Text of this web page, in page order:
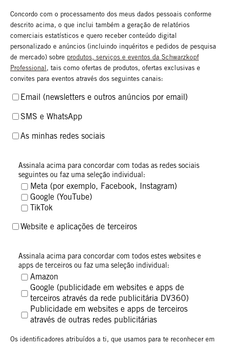
Concordo com o processamento dos meus dados pessoais conforme
descrito acima, o que inclui também a geração de relatórios
comerciais estatísticos e quero receber conteúdo digital
personalizado e anúncios (incluindo inquéritos e pedidos de pesquisa
de mercado) sobre produtos, serviços e eventos da Schwarzkopf
Professional , tais como ofertas de produtos, ofertas exclusivas e
convites para eventos através dos seguintes canais:
Email (newsletters e outros anúncios por email)
SMS e WhatsApp
As minhas redes sociais
rede social, ao qual podemos também fornecer o teu endereço de
e-mail/outros identificadores (se aplicável, em forma encriptada)
além dos dados acima mencionados, para efeitos de
personalização e dados sobre características e interesses
identificados. Para mais informações, consulta a nossa
Declaração de Proteção de Dados
Assinala acima para concordar com todas as redes sociais
seguintes ou faz uma seleção individual:
Meta (por exemplo, Facebook, Instagram)
Google (YouTube)
TikTok
Website e aplicações de terceiros
rede/website de publicidade, ao qual podemos também fornecer o
teu endereço de e-mail/outros identificadores (se aplicável, em
forma encriptada) além dos dados acima mencionados, para
efeitos de personalização e dados sobre características e
interesses identificados.
Assinala acima para concordar com todos estes websites e
apps de terceiros ou faz uma seleção individual:
Amazon
Google (publicidade em websites e apps de
terceiros através da rede publicitária DV360)
Publicidade em websites e apps de terceiros
através de outras redes publicitárias
Os identificadores atribuídos a ti, que usamos para te reconhecer em